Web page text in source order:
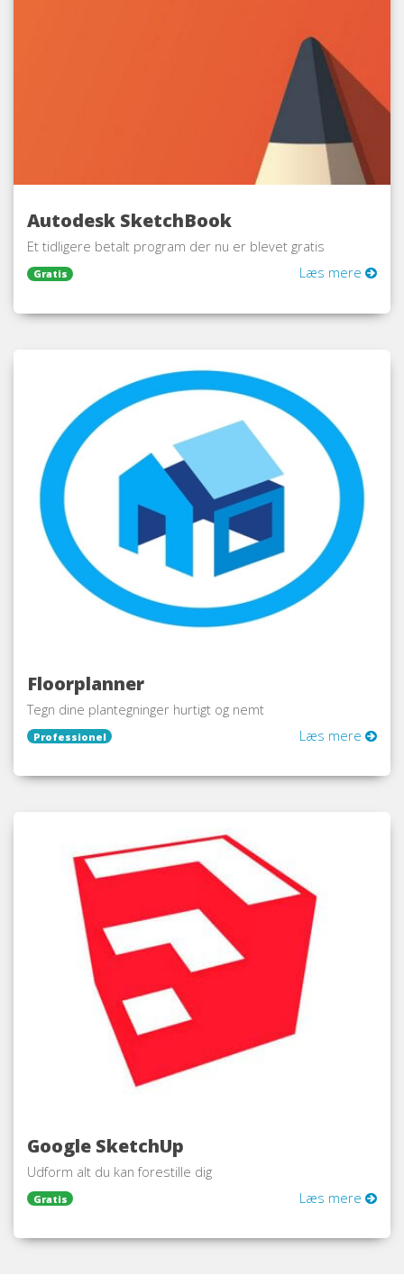
Autodesk SketchBook
Et tidligere betalt program der nu er blevet gratis
Læs mere
Gratis
Floorplanner
Tegn dine plantegninger hurtigt og nemt
Læs mere
Professionel
Google SketchUp
Udform alt du kan forestille dig
Læs mere
Gratis